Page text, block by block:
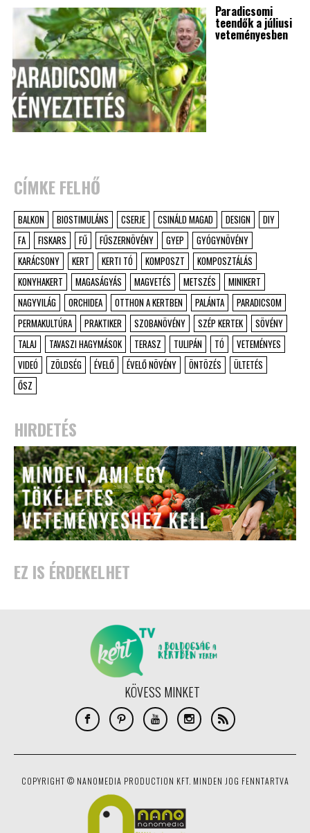
Paradicsomi
teendők a júliusi
veteményesben
CÍMKE FELHŐ
BALKON BIOSTIMULÁNS CSERJE CSINÁLD MAGAD DESIGN
DIY
FA
FISKARS FŰ FŰSZERNÖVÉNY GYEP
GYÓGYNÖVÉNY
KARÁCSONY
KERT KERTI TÓ KOMPOSZT
KOMPOSZTÁLÁS
KONYHAKERT
MAGASÁGYÁS MAGVETÉS METSZÉS
MINIKERT
NAGYVILÁG
ORCHIDEA OTTHON A KERTBEN PALÁNTA
PARADICSOM
PERMAKULTÚRA
PRAKTIKER SZOBANÖVÉNY SZÉP KERTEK
SÖVÉNY
TALAJ
TAVASZI HAGYMÁSOK TERASZ TULIPÁN TÓ
VETEMÉNYES
VIDEÓ
ZÖLDSÉG ÉVELŐ ÉVELŐ NÖVÉNY ÖNTÖZÉS
ÜLTETÉS
ŐSZ
HIRDETÉS
EZ IS ÉRDEKELHET
KÖVESS MINKET
COPYRIGHT © NANOMEDIA PRODUCTION KFT. MINDEN JOG FENNTARTVA